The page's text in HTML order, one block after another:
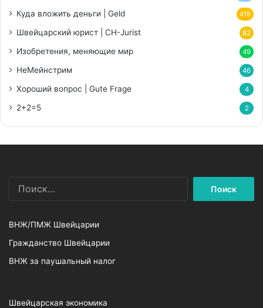
Куда вложить деньги | Geld 418
Швейцарский юрист | CH-Jurist 82
Изобретения, меняющие мир 49
НеМейнстрим 46
Хороший вопрос | Gute Frage 4
2+2=5 2
ВНЖ/ПМЖ Швейцарии
Гражданство Швейцарии
ВНЖ за паушальный налог
Швейцарская экономика